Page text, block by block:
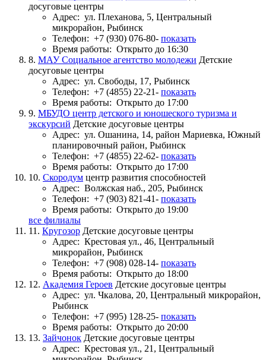
досуговые центры
Адрес: ул. Плеханова, 5, Центральный
микрорайон, Рыбинск
Телефон: +7 (930) 076-80- показать
Время работы: Открыто до 16:30
8. МАУ Социальное агентство молодежи Детские
досуговые центры
Адрес: ул. Свободы, 17, Рыбинск
Телефон: +7 (4855) 22-21- показать
Время работы: Открыто до 17:00
9. МБУДО центр детского и юношеского туризма и
экскурсий Детские досуговые центры
Адрес: ул. Ошанина, 14, район Мариевка, Южный
планировочный район, Рыбинск
Телефон: +7 (4855) 22-62- показать
Время работы: Открыто до 17:00
10. Скородум центр развития способностей
Адрес: Волжская наб., 205, Рыбинск
Телефон: +7 (903) 821-41- показать
Время работы: Открыто до 19:00
все филиалы
11. Кругозор Детские досуговые центры
Адрес: Крестовая ул., 46, Центральный
микрорайон, Рыбинск
Телефон: +7 (908) 028-14- показать
Время работы: Открыто до 18:00
12. Академия Героев Детские досуговые центры
Адрес: ул. Чкалова, 20, Центральный микрорайон,
Рыбинск
Телефон: +7 (995) 128-25- показать
Время работы: Открыто до 20:00
13. Зайчонок Детские досуговые центры
Адрес: Крестовая ул., 21, Центральный